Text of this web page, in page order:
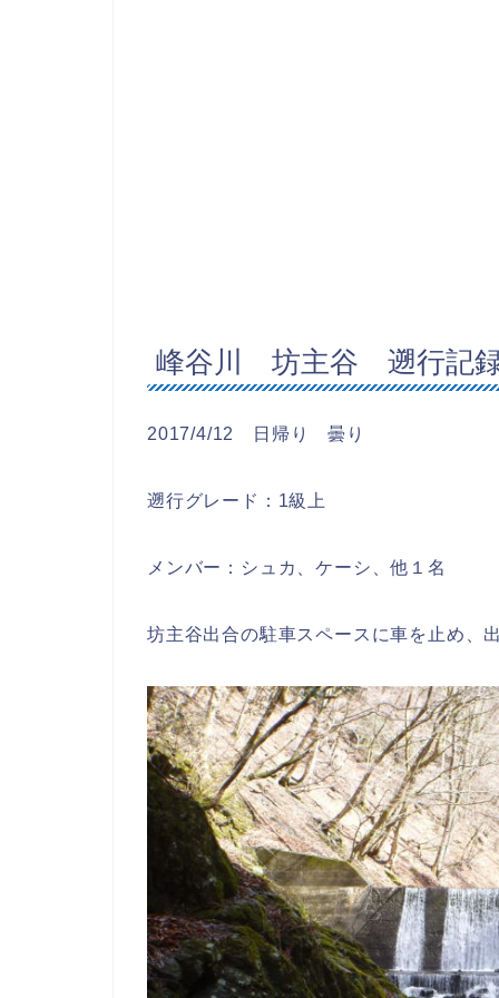
峰谷川 坊主谷 遡行記
2017/4/12 日帰り 曇り
遡行グレード：1級上
メンバー：シュカ、ケーシ、他１名
坊主谷出合の駐車スペースに車を止め、